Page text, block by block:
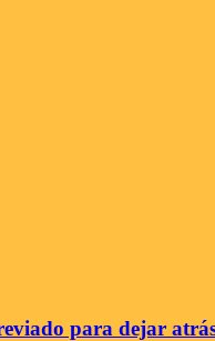
para dejar